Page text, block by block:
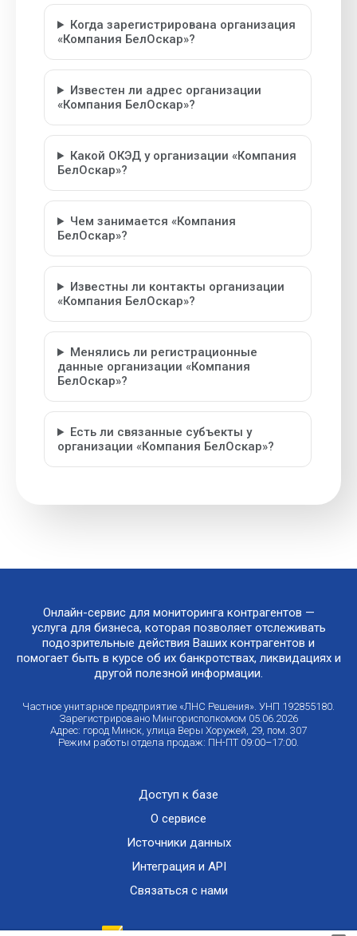
Когда зарегистрирована организация
«Компания БелОскар»?
Известен ли адрес организации
«Компания БелОскар»?
Какой ОКЭД у организации «Компания
БелОскар»?
Чем занимается «Компания
БелОскар»?
Известны ли контакты организации
«Компания БелОскар»?
Менялись ли регистрационные
данные организации «Компания
БелОскар»?
Есть ли связанные субъекты у
организации «Компания БелОскар»?
Онлайн-сервис для мониторинга контрагентов —
услуга для бизнеса, которая позволяет отслеживать
подозрительные действия Ваших контрагентов и
помогает быть в курсе об их банкротствах, ликвидациях и
другой полезной информации.
Частное унитарное предприятие «ЛНС Решения». УНП 192855180.
Зарегистрировано Мингорисполкомом 05.06.2026
Адрес: город Минск, улица Веры Хоружей, 29, пом. 307
Режим работы отдела продаж: ПН-ПТ 09:00–17:00.
Доступ к базе
О сервисе
Источники данных
Интеграция и API
Связаться с нами